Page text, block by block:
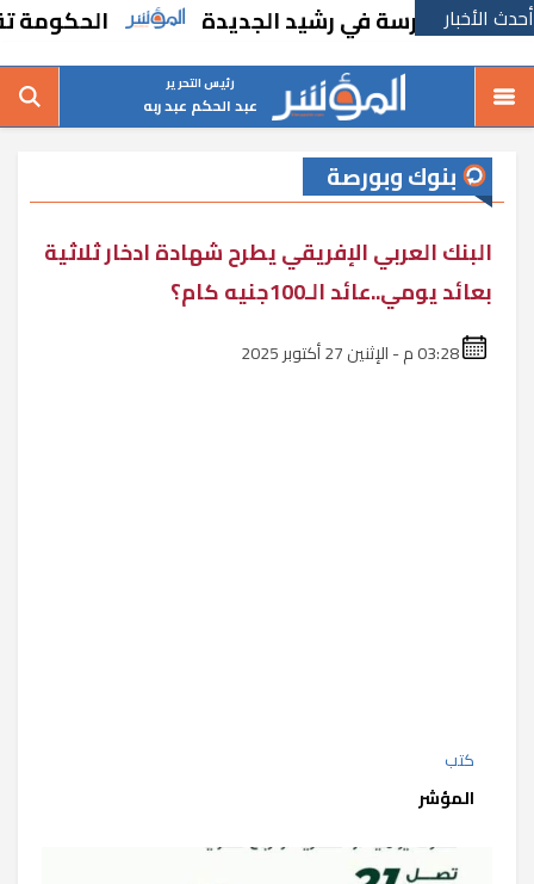
أحدث الأخبار
مدرسة في رشيد الجديدة الحكومة تقر
رئيس التحرير
عبد الحكم عبد ربه
بنوك وبورصة
البنك العربي الإفريقي يطرح شهادة ادخار ثلاثية
بعائد يومي..عائد الـ100جنيه كام؟
كتب
المؤشر